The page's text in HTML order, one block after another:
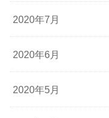
2020年7月
2020年6月
2020年5月